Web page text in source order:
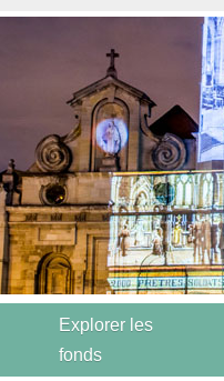
Explorer les
fonds